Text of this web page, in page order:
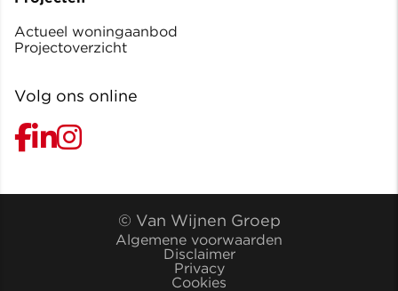
Actueel woningaanbod
Projectoverzicht
Volg ons online
© Van Wijnen Groep
Algemene voorwaarden
Disclaimer
Privacy
Cookies